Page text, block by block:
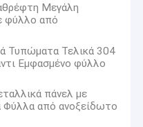
Μεγάλη
φύλλο από
Τυπώματα Τελικά 304
Εμφασμένο φύλλο
πάνελ με
Φύλλα από ανοξείδωτο